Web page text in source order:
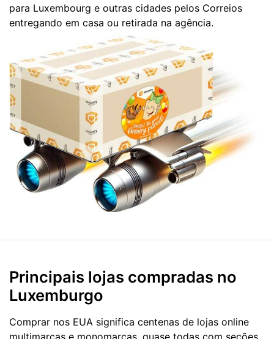
para Luxembourg e outras cidades pelos Correios
entregando em casa ou retirada na agência.
Principais lojas compradas no
Luxemburgo
Comprar nos EUA significa centenas de lojas online
multimarcas e monomarcas, quase todas com seções